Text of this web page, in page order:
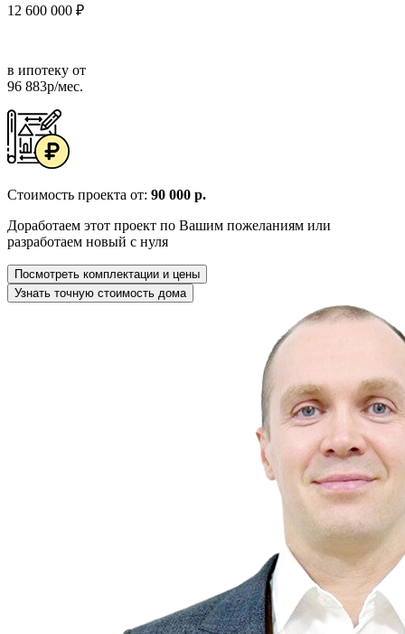
12 600 000 ₽
в ипотеку от
96 883р/мес.
Стоимость проекта от: 90 000 р.
Доработаем этот проект по Вашим пожеланиям или
разработаем новый с нуля
Посмотреть комплектации и цены
Узнать точную стоимость дома